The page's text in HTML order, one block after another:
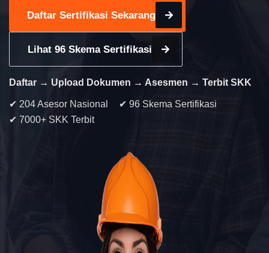
Daftar Sertifikasi Sekarang
Lihat 96 Skema Sertifikasi
Daftar → Upload Dokumen → Asesmen → Terbit SKK
✔ 204 Asesor Nasional
✔ 96 Skema Sertifikasi
✔ 7000+ SKK Terbit